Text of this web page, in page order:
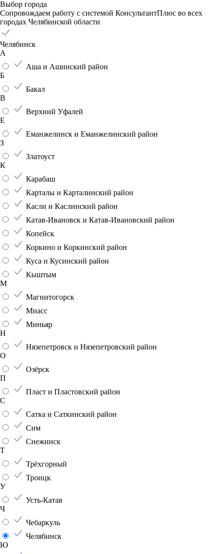
Выбор города
Сопровождаем работу с системой КонсультантПлюс во всех
городах Челябинской области
Челябинск
А
Аша и Ашинский район
Б
Бакал
В
Верхний Уфалей
Е
Еманжелинск и Еманжелинский район
З
Златоуст
К
Карабаш
Карталы и Карталинский район
Касли и Каслинский район
Катав-Ивановск и Катав-Ивановский район
Копейск
Коркино и Коркинский район
Куса и Кусинский район
Кыштым
М
Магнитогорск
Миасс
Миньяр
Н
Нязепетровск и Нязепетровский район
О
Озёрск
П
Пласт и Пластовский район
С
Сатка и Саткинский район
Сим
Снежинск
Т
Трёхгорный
Троицк
У
Усть-Катав
Ч
Чебаркуль
Челябинск
Ю